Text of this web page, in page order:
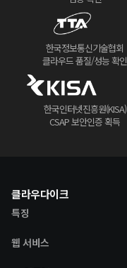
한국정보통신기술협회
클라우드 품질/성능 확인
한국인터넷진흥원(KISA)
CSAP 보안인증 획득
클라우다이크
특징
웹 서비스